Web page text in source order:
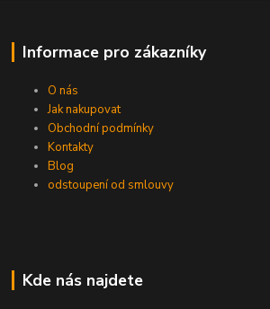
Informace pro zákazníky
O nás
Jak nakupovat
Obchodní podmínky
Kontakty
Blog
odstoupení od smlouvy
Kde nás najdete